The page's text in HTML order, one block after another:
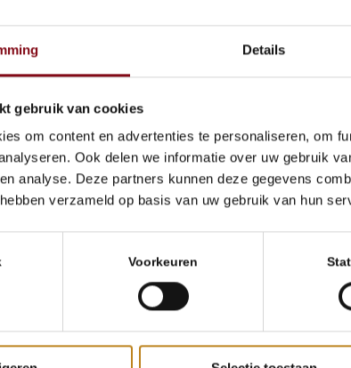
Details
gebruik van cookies
om content en advertenties te personaliseren, om
Ook delen we informatie over uw gebruik
analyse. Deze partners kunnen deze gegevens
verzameld op basis van uw gebruik van hun
Voorkeuren
Contact